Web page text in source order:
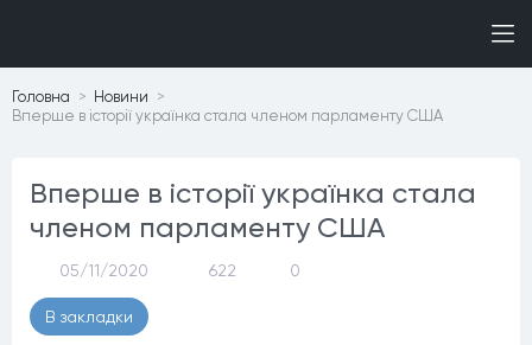
Головна
Новини
Вперше в історії українка стала членом парламенту США
Вперше в історії українка стала
членом парламенту США
05/11/2020 622 0
В закладки